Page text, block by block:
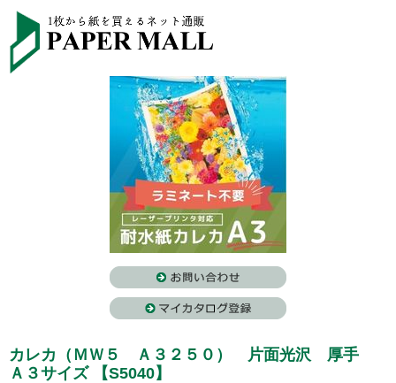
カレカ（ＭＷ５ Ａ３２５０） 片面光沢 厚手
Ａ３サイズ 【S5040】